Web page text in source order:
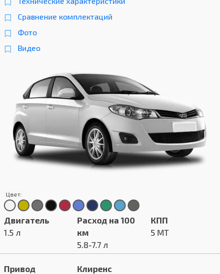
Сравнение комплектаций
Фото
Видео
Цвет:
Двигатель
1.5 л
Расход на 100
км
5.8-7.7 л
КПП
5 MT
Привод
Клиренс